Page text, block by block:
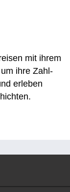
mit ihrem
ihre Zahl-
erleben